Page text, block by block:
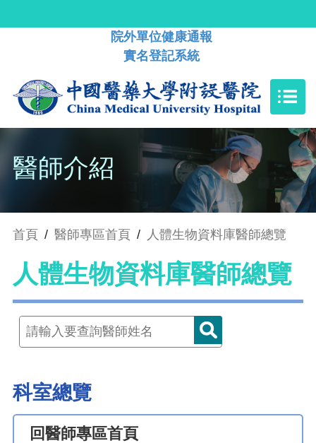
院外單位健康通報
實名登記系統
醫師介紹
首頁 / 醫師專區首頁 / 人體生物資料庫醫師總覽
人體生物資料庫醫師總覽
科室總覽
回醫師專區首頁